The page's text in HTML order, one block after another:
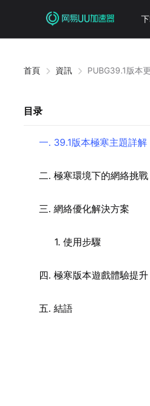
首頁 資訊 PUBG39.1版本
目录
一. 39.1版本極寒主題詳解
二. 極寒環境下的網絡挑戰
三. 網絡優化解決方案
1. 使用步驟
四. 極寒版本遊戲體驗提升
五. 結語